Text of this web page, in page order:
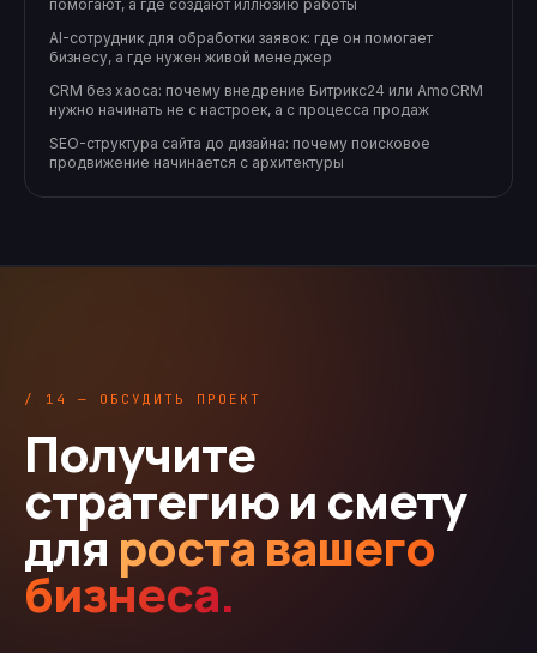
помогают, а где создают иллюзию работы
AI-сотрудник для обработки заявок: где он помогает
бизнесу, а где нужен живой менеджер
CRM без хаоса: почему внедрение Битрикс24 или AmoCRM
нужно начинать не с настроек, а с процесса продаж
SEO-структура сайта до дизайна: почему поисковое
продвижение начинается с архитектуры
/ 14 — ОБСУДИТЬ ПРОЕКТ
Получите
стратегию и смету
для роста вашего
бизнеса.